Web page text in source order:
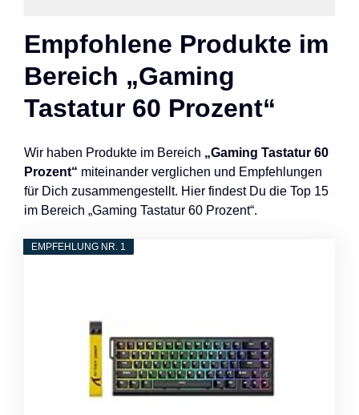
Empfohlene Produkte im
Bereich „Gaming
Tastatur 60 Prozent“
Wir haben Produkte im Bereich „Gaming Tastatur 60
Prozent“ miteinander verglichen und Empfehlungen
für Dich zusammengestellt. Hier findest Du die Top 15
im Bereich „Gaming Tastatur 60 Prozent“.
EMPFEHLUNG NR. 1